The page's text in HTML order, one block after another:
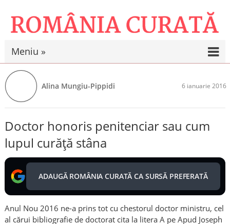
Meniu »
Alina Mungiu-Pippidi 6 ianuarie 2016
Doctor honoris penitenciar sau cum
lupul curăță stâna
ADAUGĂ ROMÂNIA CURATĂ CA SURSĂ PREFERATĂ
Anul Nou 2016 ne-a prins tot cu chestorul doctor ministru, cel
al cărui bibliografie de doctorat cita la litera A pe Apud Joseph